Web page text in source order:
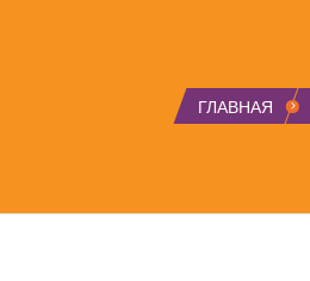
ГЛАВНАЯ